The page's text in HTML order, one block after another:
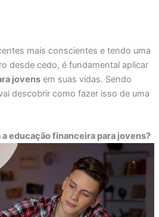
mais conscientes e tendo uma
desde cedo, é fundamental aplicar
jovensem suas vidas. Sendo
descobrir como fazer isso de uma
educação financeira para jovens?